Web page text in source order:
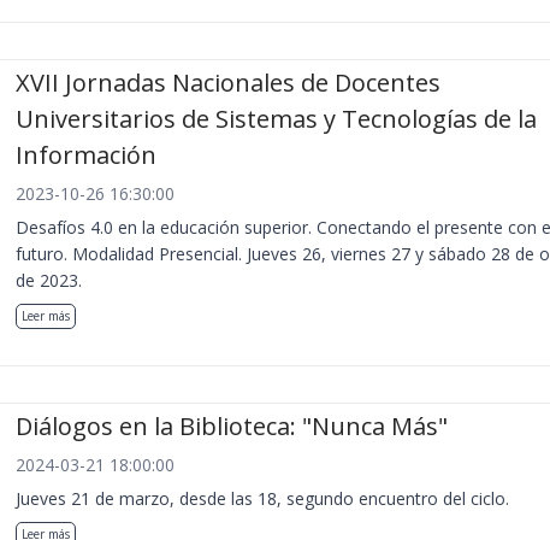
XVII Jornadas Nacionales de Docentes
Universitarios de Sistemas y Tecnologías de la
Información
2023-10-26 16:30:00
Desafíos 4.0 en la educación superior. Conectando el presente con
futuro. Modalidad Presencial. Jueves 26, viernes 27 y sábado 28 de
de 2023.
Leer más
Diálogos en la Biblioteca: "Nunca Más"
2024-03-21 18:00:00
Jueves 21 de marzo, desde las 18, segundo encuentro del ciclo.
Leer más